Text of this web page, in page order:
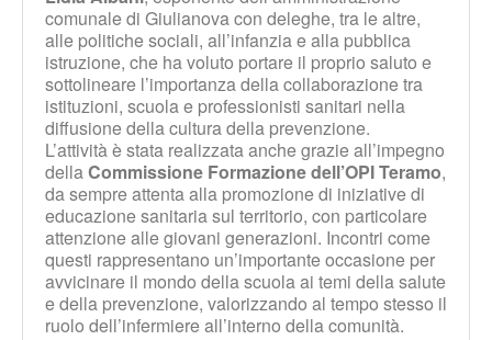
comunale di Giulianova con deleghe, tra le altre,
alle politiche sociali, all’infanzia e alla pubblica
istruzione, che ha voluto portare il proprio saluto e
sottolineare l’importanza della collaborazione tra
istituzioni, scuola e professionisti sanitari nella
diffusione della cultura della prevenzione.
L’attività è stata realizzata anche grazie all’impegno
dellaCommissione Formazione dell’OPI Teramo,
da sempre attenta alla promozione di iniziative di
educazione sanitaria sul territorio, con particolare
attenzione alle giovani generazioni. Incontri come
questi rappresentano un’importante occasione per
avvicinare il mondo della scuola ai temi della salute
e della prevenzione, valorizzando al tempo stesso il
ruolo dell’infermiere all’interno della comunità.